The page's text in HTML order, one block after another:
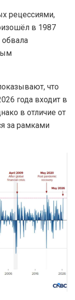
рецессиями,
в 1987
обвала
что
года входит в
в отличие от
за рамками